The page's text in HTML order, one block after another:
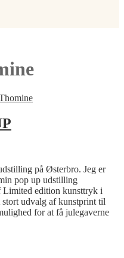
på Østerbro. Jeg er
pop up udstilling
edition kunsttryk i
udvalg af kunstprint til
for at få julegaverne